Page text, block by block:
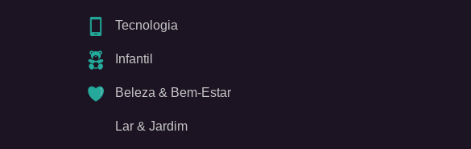
Tecnologia
Infantil
Beleza & Bem-Estar
Lar & Jardim